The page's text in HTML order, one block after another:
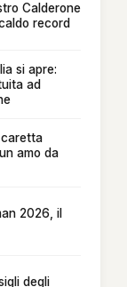
Calderone
record
si apre:
ad
amo da
2026, il
degli